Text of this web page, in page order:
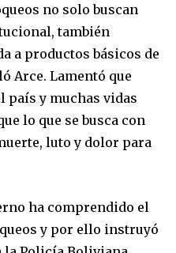
of
be part of the
address on our website
Don't worry, we respect
inbox. Your information is
no solo buscan
también
a productos básicos de
Arce. Lamentó que
país y muchas vidas
lo que se busca con
luto y dolor para
ha comprendido el
y por ello instruyó